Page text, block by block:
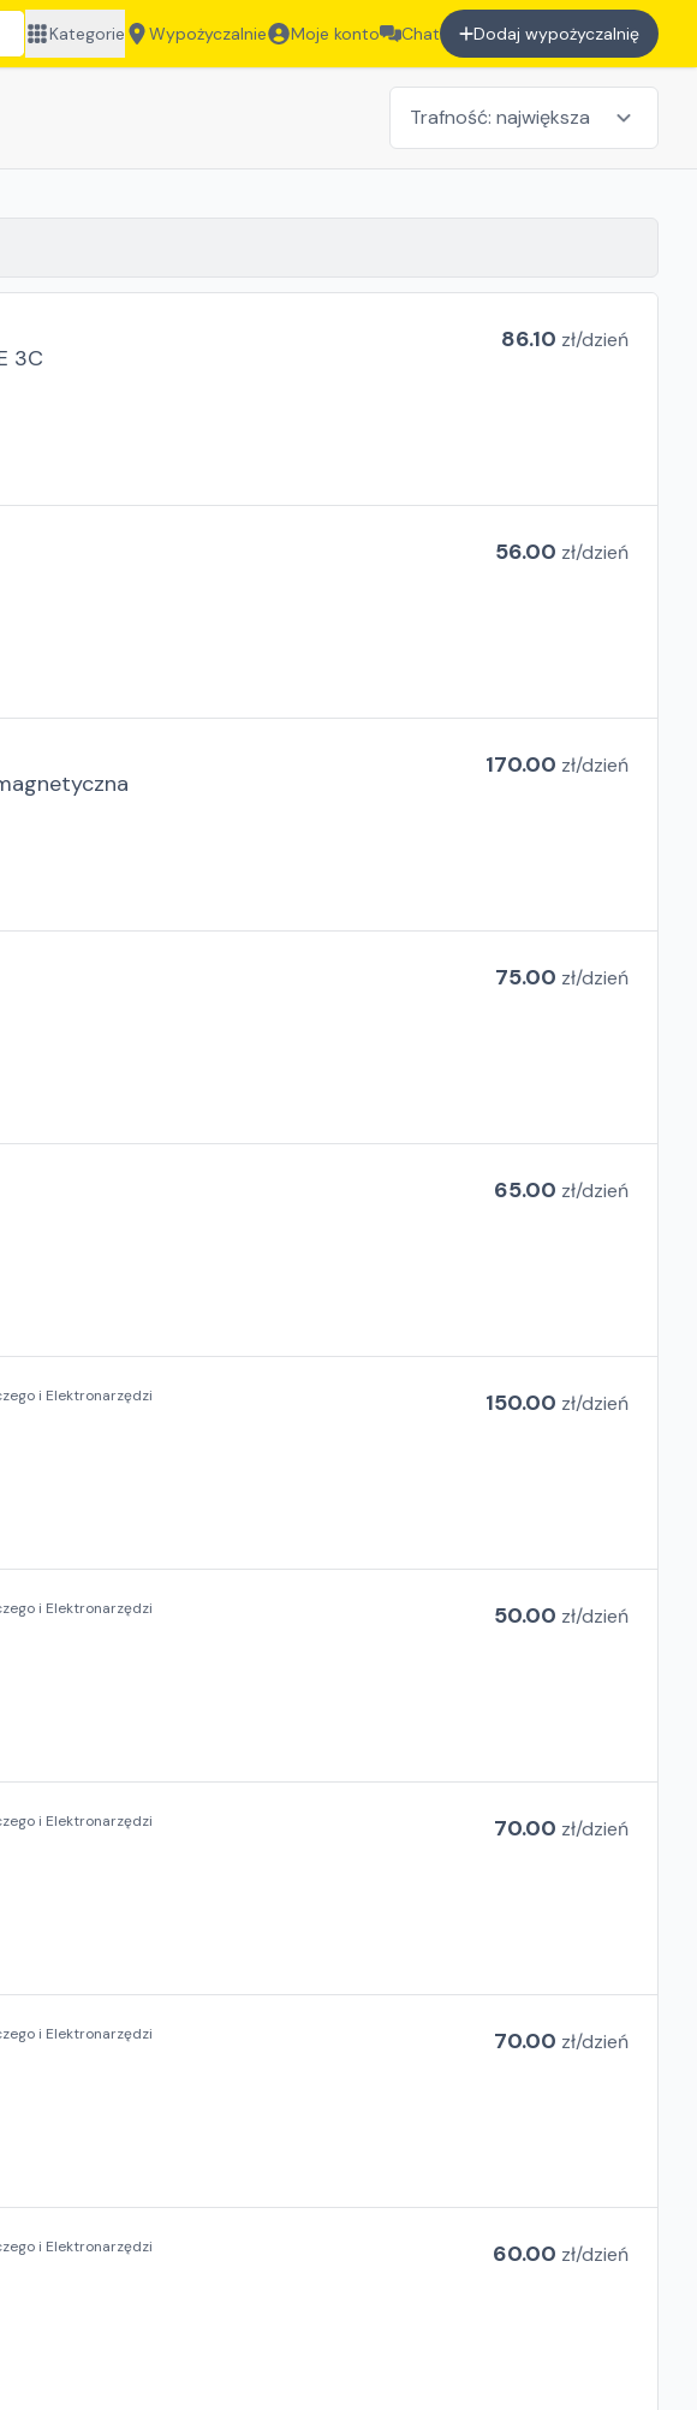
Kategorie Wypożyczalnie Moje konto Chat Dodaj wypożyczalnię
3C
86.10 zł/dzień
56.00 zł/dzień
170.00 zł/dzień
75.00 zł/dzień
65.00 zł/dzień
i Elektronarzędzi 150.00 zł/dzień
i Elektronarzędzi 50.00 zł/dzień
i Elektronarzędzi 70.00 zł/dzień
i Elektronarzędzi 70.00 zł/dzień
i Elektronarzędzi 60.00 zł/dzień